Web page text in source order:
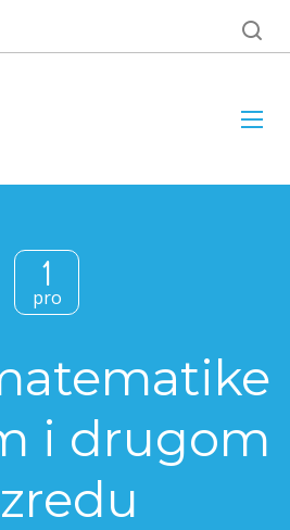
1
pro
i drugom